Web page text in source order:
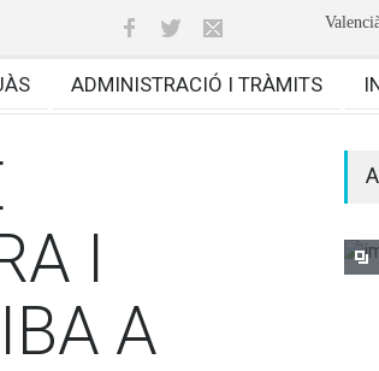
ADMINISTRACIÓ I TRÀMITS
I
A